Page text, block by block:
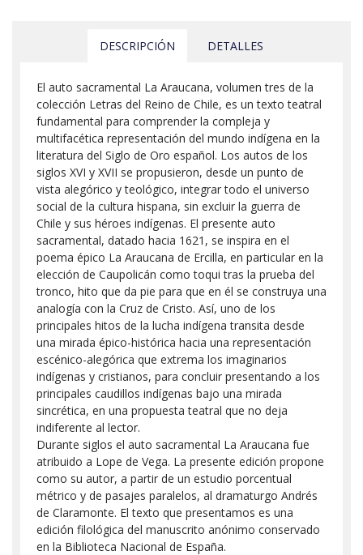
DESCRIPCIÓN DETALLES
El auto sacramental La Araucana, volumen tres de la
colección Letras del Reino de Chile, es un texto teatral
fundamental para comprender la compleja y
multifacética representación del mundo indígena en la
literatura del Siglo de Oro español. Los autos de los
siglos XVI y XVII se propusieron, desde un punto de
vista alegórico y teológico, integrar todo el universo
social de la cultura hispana, sin excluir la guerra de
Chile y sus héroes indígenas. El presente auto
sacramental, datado hacia 1621, se inspira en el
poema épico La Araucana de Ercilla, en particular en la
elección de Caupolicán como toqui tras la prueba del
tronco, hito que da pie para que en él se construya una
analogía con la Cruz de Cristo. Así, uno de los
principales hitos de la lucha indígena transita desde
una mirada épico-histórica hacia una representación
escénico-alegórica que extrema los imaginarios
indígenas y cristianos, para concluir presentando a los
principales caudillos indígenas bajo una mirada
sincrética, en una propuesta teatral que no deja
indiferente al lector.
Durante siglos el auto sacramental La Araucana fue
atribuido a Lope de Vega. La presente edición propone
como su autor, a partir de un estudio porcentual
métrico y de pasajes paralelos, al dramaturgo Andrés
de Claramonte. El texto que presentamos es una
edición filológica del manuscrito anónimo conservado
en la Biblioteca Nacional de España.